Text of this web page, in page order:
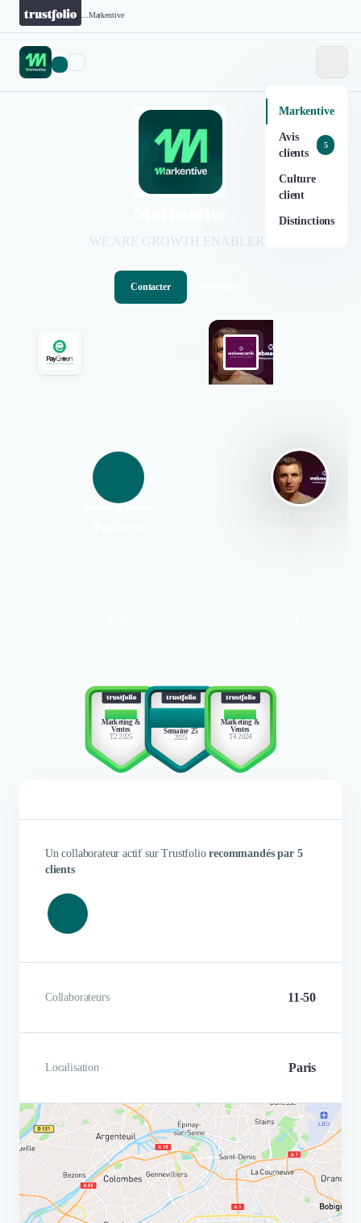
Markentive
Markentive
Avis
clients
5
Culture
client
Distinctions
WE ARE GROWTH ENABLERS
Contacter
Projet de refonte d’identité
visuelle et de notre site internet.
identité visuelle.
TOP 10
Marketing &
Ventes
T2 2025
BEST
Semaine 25
2025
TOP 10
Marketing &
Ventes
T4 2024
Un collaborateur actif sur Trustfoliorecommandés par 5
clients
Collaborateurs 11-50
Localisation Paris